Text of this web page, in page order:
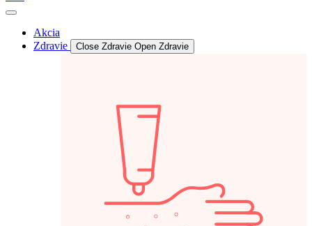
Akcia
Zdravie
Close Zdravie Open Zdravie